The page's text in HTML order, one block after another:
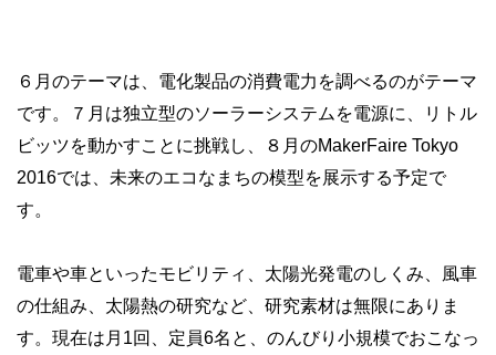
６月のテーマは、電化製品の消費電力を調べるのがテーマ
です。７月は独立型のソーラーシステムを電源に、リトル
ビッツを動かすことに挑戦し、８月のMakerFaire Tokyo
2016では、未来のエコなまちの模型を展示する予定で
す。
電車や車といったモビリティ、太陽光発電のしくみ、風車
の仕組み、太陽熱の研究など、研究素材は無限にありま
す。現在は月1回、定員6名と、のんびり小規模でおこなっ